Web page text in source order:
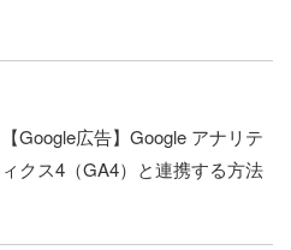
【Google広告】Google アナリテ
ィクス4（GA4）と連携する方法